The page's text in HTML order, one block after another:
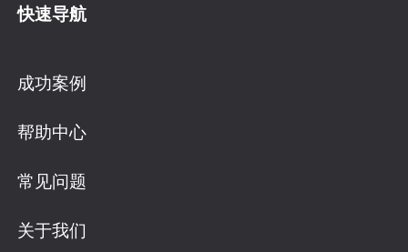
快速导航
成功案例
帮助中心
常见问题
关于我们